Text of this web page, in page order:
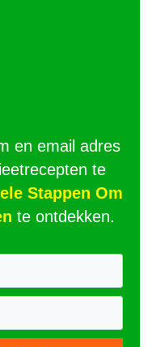
en email adres
te
Stappen Om
te ontdekken.